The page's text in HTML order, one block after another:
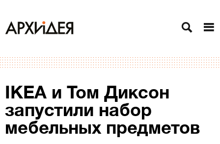
IKEA и Том Диксон
запустили набор
мебельных предметов